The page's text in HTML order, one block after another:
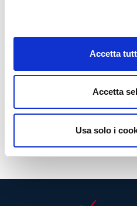
Accetta
Accetta
Usa solo i
+39 0544 469243